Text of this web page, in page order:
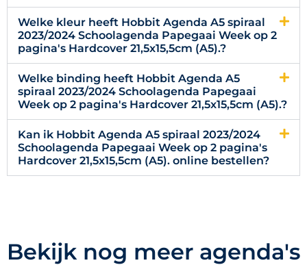
Welke kleur heeft Hobbit Agenda A5 spiraal
2023/2024 Schoolagenda Papegaai Week op 2
pagina's Hardcover 21,5x15,5cm (A5).?
Welke binding heeft Hobbit Agenda A5
spiraal 2023/2024 Schoolagenda Papegaai
Week op 2 pagina's Hardcover 21,5x15,5cm (A5).?
Kan ik Hobbit Agenda A5 spiraal 2023/2024
Schoolagenda Papegaai Week op 2 pagina's
Hardcover 21,5x15,5cm (A5). online bestellen?
Bekijk nog meer agenda's